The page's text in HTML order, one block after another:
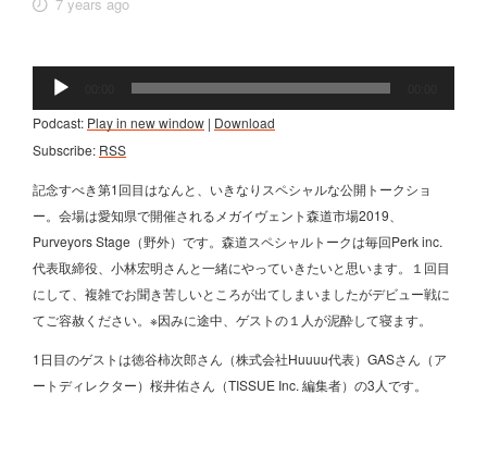
プ
レ
ヤ
ー
Podcast: Play in new window | Download
Subscribe: RSS
記念すべき第1回目はなんと、いきなりスペシャルな公開トークショ
ー。会場は愛知県で開催されるメガイヴェント森道市場2019、
Purveyors Stage（野外）です。森道スペシャルトークは毎回Perk inc.
代表取締役、小林宏明さんと一緒にやっていきたいと思います。１回目
にして、複雑でお聞き苦しいところが出てしまいましたがデビュー戦に
てご容赦ください。※因みに途中、ゲストの１人が泥酔して寝ます。
1日目のゲストは徳谷柿次郎さん（株式会社Huuuu代表）GASさん（ア
ートディレクター）桜井佑さん（TISSUE Inc. 編集者）の3人です。